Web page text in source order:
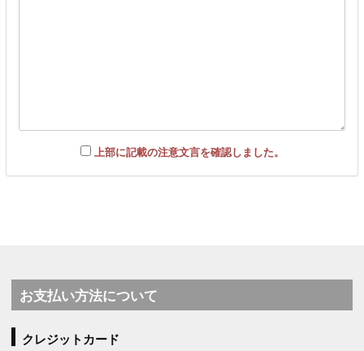
上部に記載の注意文言を確認しました。
お支払い方法について
クレジットカード